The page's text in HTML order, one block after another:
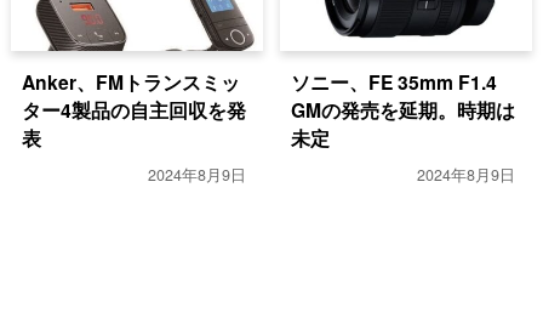
Anker、FMトランスミッ
ター4製品の自主回収を発
表
2024年8月9日
ソニー、FE 35mm F1.4
GMの発売を延期。時期は
未定
2024年8月9日